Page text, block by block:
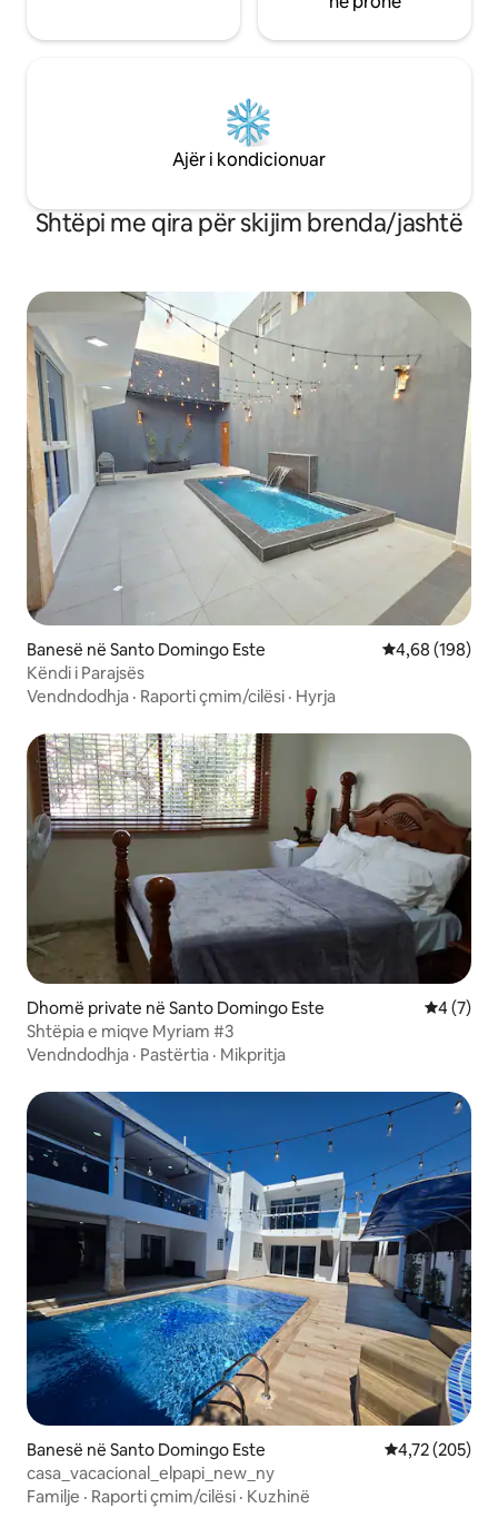
Ajër i kondicionuar
Shtëpi me qira për skijim brenda/jashtë
Banesë në Santo Domingo Este Vlerësimi
4,68 (198)
Këndi i Parajsës
Vendndodhja · Raporti çmim/cilësi · Hyrja
Dhomë private në Santo Domingo Este
4 (7)
Shtëpia e miqve Myriam #3
Vendndodhja · Pastërtia · Mikpritja
Banesë në Santo Domingo Este Vlerësimi
4,72 (205)
casa_vacacional_elpapi_new_ny
Familje · Raporti çmim/cilësi · Kuzhinë